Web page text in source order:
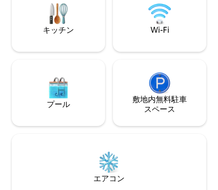
（太陽の当たる側
ル、デッキチェア
用の場所。高水準
キッチン Wi-Fi
プール
敷地内無料駐⁠車
ス⁠ペ⁠ー⁠ス
エアコン